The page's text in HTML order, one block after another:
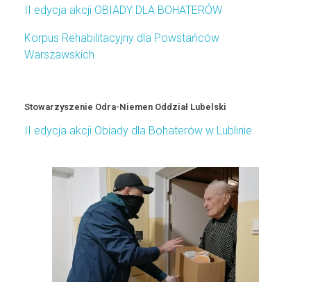
II edycja akcji OBIADY DLA BOHATERÓW
Korpus Rehabilitacyjny dla Powstańców
Warszawskich
Stowarzyszenie Odra-Niemen Oddział Lubelski
II edycja akcji Obiady dla Bohaterów w Lublinie